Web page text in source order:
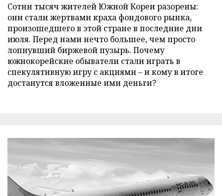
Сотни тысяч жителей Южной Кореи разорены:
они стали жертвами краха фондового рынка,
произошедшего в этой стране в последние дни
июля. Перед нами нечто большее, чем просто
лопнувший биржевой пузырь. Почему
южнокорейские обыватели стали играть в
спекулятивную игру с акциями – и кому в итоге
достанутся вложенные ими деньги?